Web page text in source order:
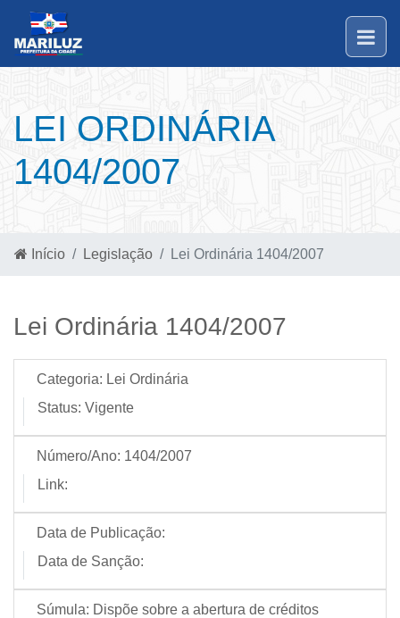
LEI ORDINÁRIA
1404/2007
Início Legislação Lei Ordinária 1404/2007
Lei Ordinária 1404/2007
Categoria: Lei Ordinária
Status: Vigente
Número/Ano: 1404/2007
Link:
Data de Publicação:
Data de Sanção:
Súmula: Dispõe sobre a abertura de créditos